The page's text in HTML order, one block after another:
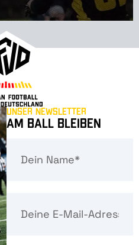
Unser Newsletter
Am Ball bleiben